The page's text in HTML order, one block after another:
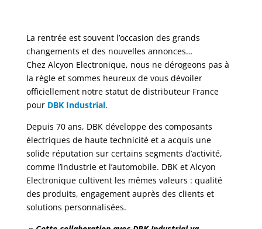
La rentrée est souvent l’occasion des grands
changements et des nouvelles annonces…
Chez Alcyon Electronique, nous ne dérogeons pas à
la règle et sommes heureux de vous dévoiler
officiellement notre statut de distributeur France
pour DBK Industrial.
Depuis 70 ans, DBK développe des composants
électriques de haute technicité et a acquis une
solide réputation sur certains segments d’activité,
comme l’industrie et l’automobile. DBK et Alcyon
Electronique cultivent les mêmes valeurs : qualité
des produits, engagement auprès des clients et
solutions personnalisées.